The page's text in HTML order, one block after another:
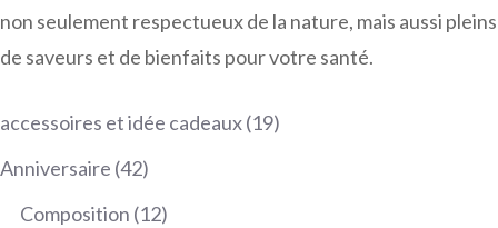
non seulement respectueux de la nature, mais aussi pleins
de saveurs et de bienfaits pour votre santé.
accessoires et idée cadeaux 1919
Anniversaire 4242
produits
Composition 1212